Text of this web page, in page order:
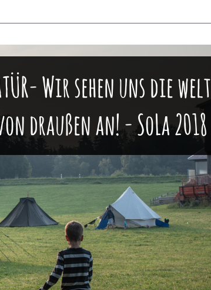
Wir sehen uns die welt
draußen an! - SoLa 2018